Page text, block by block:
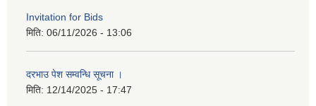
Invitation for Bids
मिति: 06/11/2026 - 13:06
दरभाउ पेश सम्वन्धि सूचना ।
मिति: 12/14/2025 - 17:47